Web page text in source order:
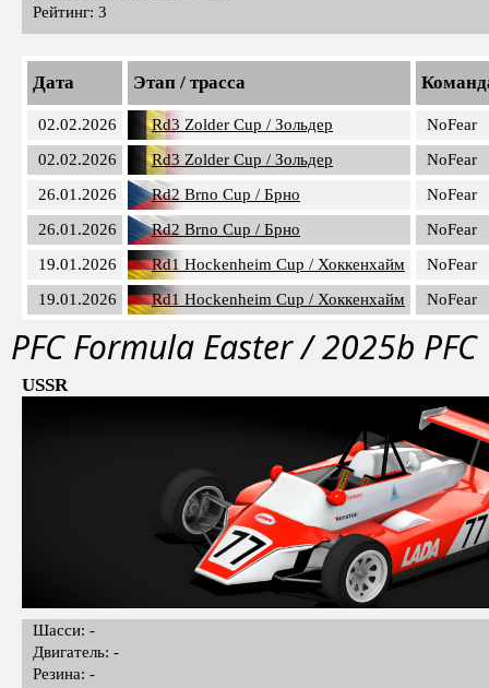
Рейтинг: 3
Дата Этап / трасса
02.02.2026 Rd3 Zolder Cup / Зольдер
NoFear
02.02.2026
Rd3 Zolder Cup / Зольдер
NoFear
26.01.2026
Rd2 Brno Cup / Брно
NoFear
26.01.2026
Rd2 Brno Cup / Брно
NoFear
19.01.2026
Rd1 Hockenheim Cup / Хоккенхайм
NoFear
19.01.2026
Rd1 Hockenheim Cup / Хоккенхайм NoFear
PFС Formula Easter / 2025b PFC
USSR
Шасси: -
Двигатель: -
Резина: -